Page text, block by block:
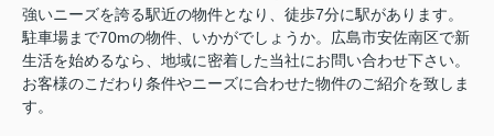
強いニーズを誇る駅近の物件となり、徒歩7分に駅があります。
駐車場まで70mの物件、いかがでしょうか。広島市安佐南区で新
生活を始めるなら、地域に密着した当社にお問い合わせ下さい。
お客様のこだわり条件やニーズに合わせた物件のご紹介を致しま
す。